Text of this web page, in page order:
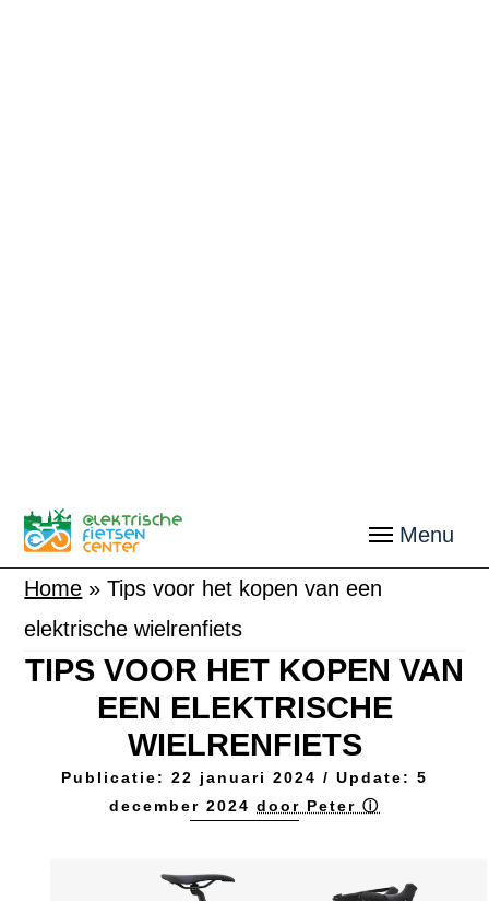
Home »Tips voor het kopen van een
elektrische wielrenfiets
TIPS VOOR HET KOPEN VAN
EEN ELEKTRISCHE
WIELRENFIETS
Publicatie: 22 januari 2024 / Update: 5
december 2024 door Peter ⓘ